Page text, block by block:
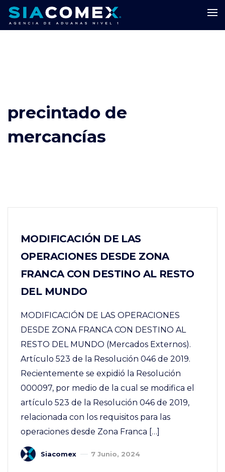
precintado de
mercancías
MODIFICACIÓN DE LAS
OPERACIONES DESDE ZONA
FRANCA CON DESTINO AL RESTO
DEL MUNDO
MODIFICACIÓN DE LAS OPERACIONES
DESDE ZONA FRANCA CON DESTINO AL
RESTO DEL MUNDO (Mercados Externos).
Artículo 523 de la Resolución 046 de 2019.
Recientemente se expidió la Resolución
000097, por medio de la cual se modifica el
artículo 523 de la Resolución 046 de 2019,
relacionada con los requisitos para las
operaciones desde Zona Franca […]
Siacomex 7 Junio, 2024